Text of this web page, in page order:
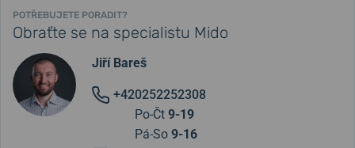
POTŘEBUJETE PORADIT?
Obraťte se na specialistu Mido
Jiří Bareš
+420252252308
Po-Čt 9-19
Pá-So 9-16